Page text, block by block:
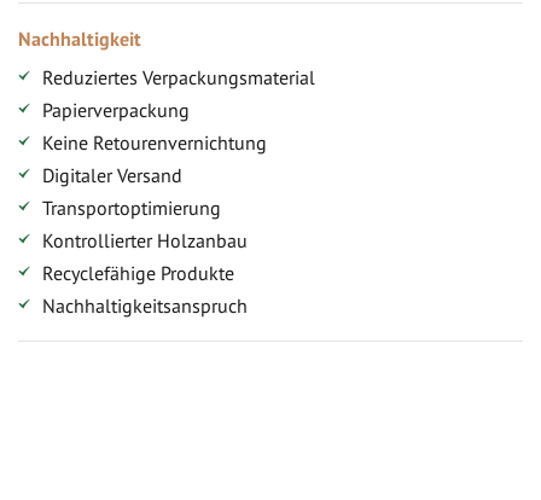
Nachhaltigkeit
Reduziertes Verpackungsmaterial
Papierverpackung
Keine Retourenvernichtung
Digitaler Versand
Transportoptimierung
Kontrollierter Holzanbau
Recyclefähige Produkte
Nachhaltigkeitsanspruch